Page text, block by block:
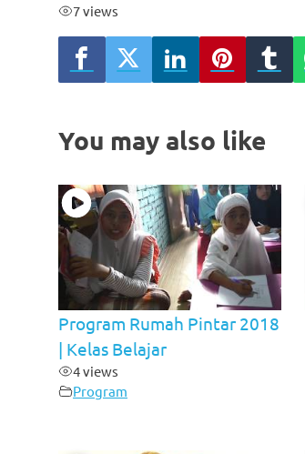
7 views
You may also like
Program Rumah Pintar 2018
| Kelas Belajar
4 views
Program